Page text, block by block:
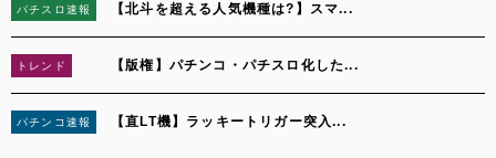
3
パチスロ速報 【北斗を超える人気機種は?】スマ...
4
トレンド 【版権】パチンコ・パチスロ化した...
5
パチンコ速報 【直LT機】ラッキートリガー突入...